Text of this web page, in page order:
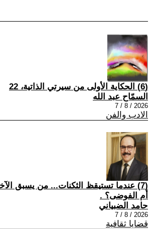
(6) الحكاية الأولى من سيرتي الذاتية، 22
السمّاح عبد الله
2026 / 8 / 7
الادب والفن
(7) عندما تستيقظ الثكنات... من يسبق
أم الفوضى؟ .
حامد الضبياني
2026 / 8 / 7
قضايا ثقافية